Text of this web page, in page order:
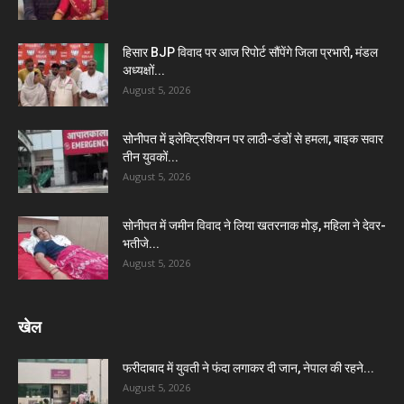
हिसार BJP विवाद पर आज रिपोर्ट सौंपेंगे जिला प्रभारी, मंडल
अध्यक्षों...
August 5, 2026
सोनीपत में इलेक्ट्रिशियन पर लाठी-डंडों से हमला, बाइक सवार
तीन युवकों...
August 5, 2026
सोनीपत में जमीन विवाद ने लिया खतरनाक मोड़, महिला ने देवर-
भतीजे...
August 5, 2026
खेल
फरीदाबाद में युवती ने फंदा लगाकर दी जान, नेपाल की रहने...
August 5, 2026